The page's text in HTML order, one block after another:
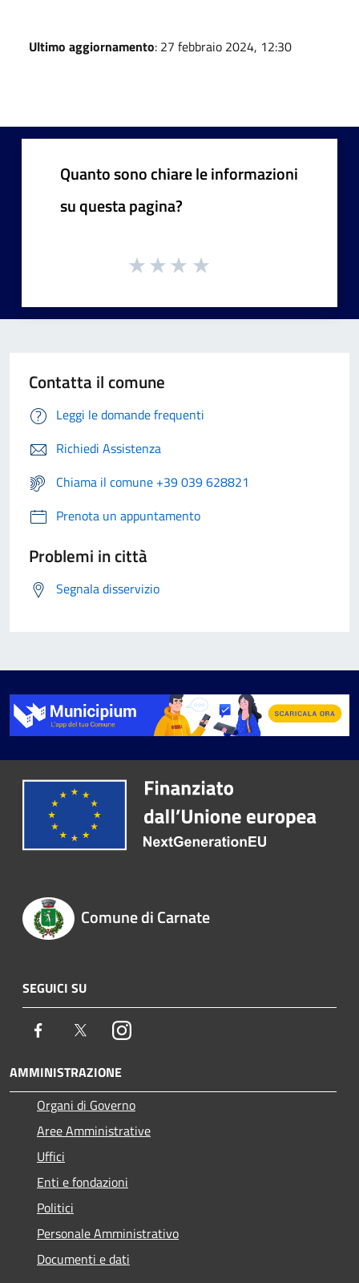
Ultimo aggiornamento: 27 febbraio 2024, 12:30
Quanto sono chiare le informazioni
su questa pagina?
Contatta il comune
Leggi le domande frequenti
Richiedi Assistenza
Chiama il comune +39 039 628821
Prenota un appuntamento
Problemi in città
Segnala disservizio
Comune di Carnate
SEGUICI SU
Facebook TwitterInstagram
AMMINISTRAZIONE
Organi di Governo
Aree Amministrative
Uffici
Enti e fondazioni
Politici
Personale Amministrativo
Documenti e dati